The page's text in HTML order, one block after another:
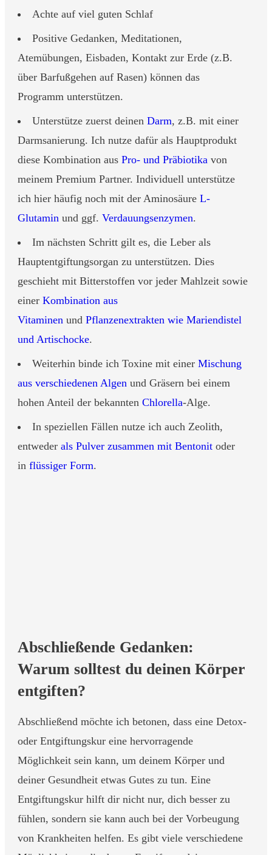
Achte auf viel guten Schlaf
Positive Gedanken, Meditationen,
Atemübungen, Eisbaden, Kontakt zur Erde (z.B.
über Barfußgehen auf Rasen) können das
Programm unterstützen.
Unterstütze zuerst deinen Darm, z.B. mit einer
Darmsanierung. Ich nutze dafür als Hauptprodukt
diese Kombination aus Pro- und Präbiotika von
meinem Premium Partner. Individuell unterstütze
ich hier häufig noch mit der Aminosäure L-
Glutamin und ggf. Verdauungsenzymen.
Im nächsten Schritt gilt es, die Leber als
Hauptentgiftungsorgan zu unterstützen. Dies
geschieht mit Bitterstoffen vor jeder Mahlzeit sowie
einer Kombination aus
Vitaminen und Pflanzenextrakten wie Mariendistel
und Artischocke.
Weiterhin binde ich Toxine mit einer Mischung
aus verschiedenen Algen und Gräsern bei einem
hohen Anteil der bekannten Chlorella-Alge.
In speziellen Fällen nutze ich auch Zeolith,
entweder als Pulver zusammen mit Bentonit oder
in flüssiger Form.
Abschließende Gedanken:
Warum solltest du deinen Körper
entgiften?
Abschließend möchte ich betonen, dass eine Detox-
oder Entgiftungskur eine hervorragende
Möglichkeit sein kann, um deinem Körper und
deiner Gesundheit etwas Gutes zu tun. Eine
Entgiftungskur hilft dir nicht nur, dich besser zu
fühlen, sondern sie kann auch bei der Vorbeugung
von Krankheiten helfen. Es gibt viele verschiedene